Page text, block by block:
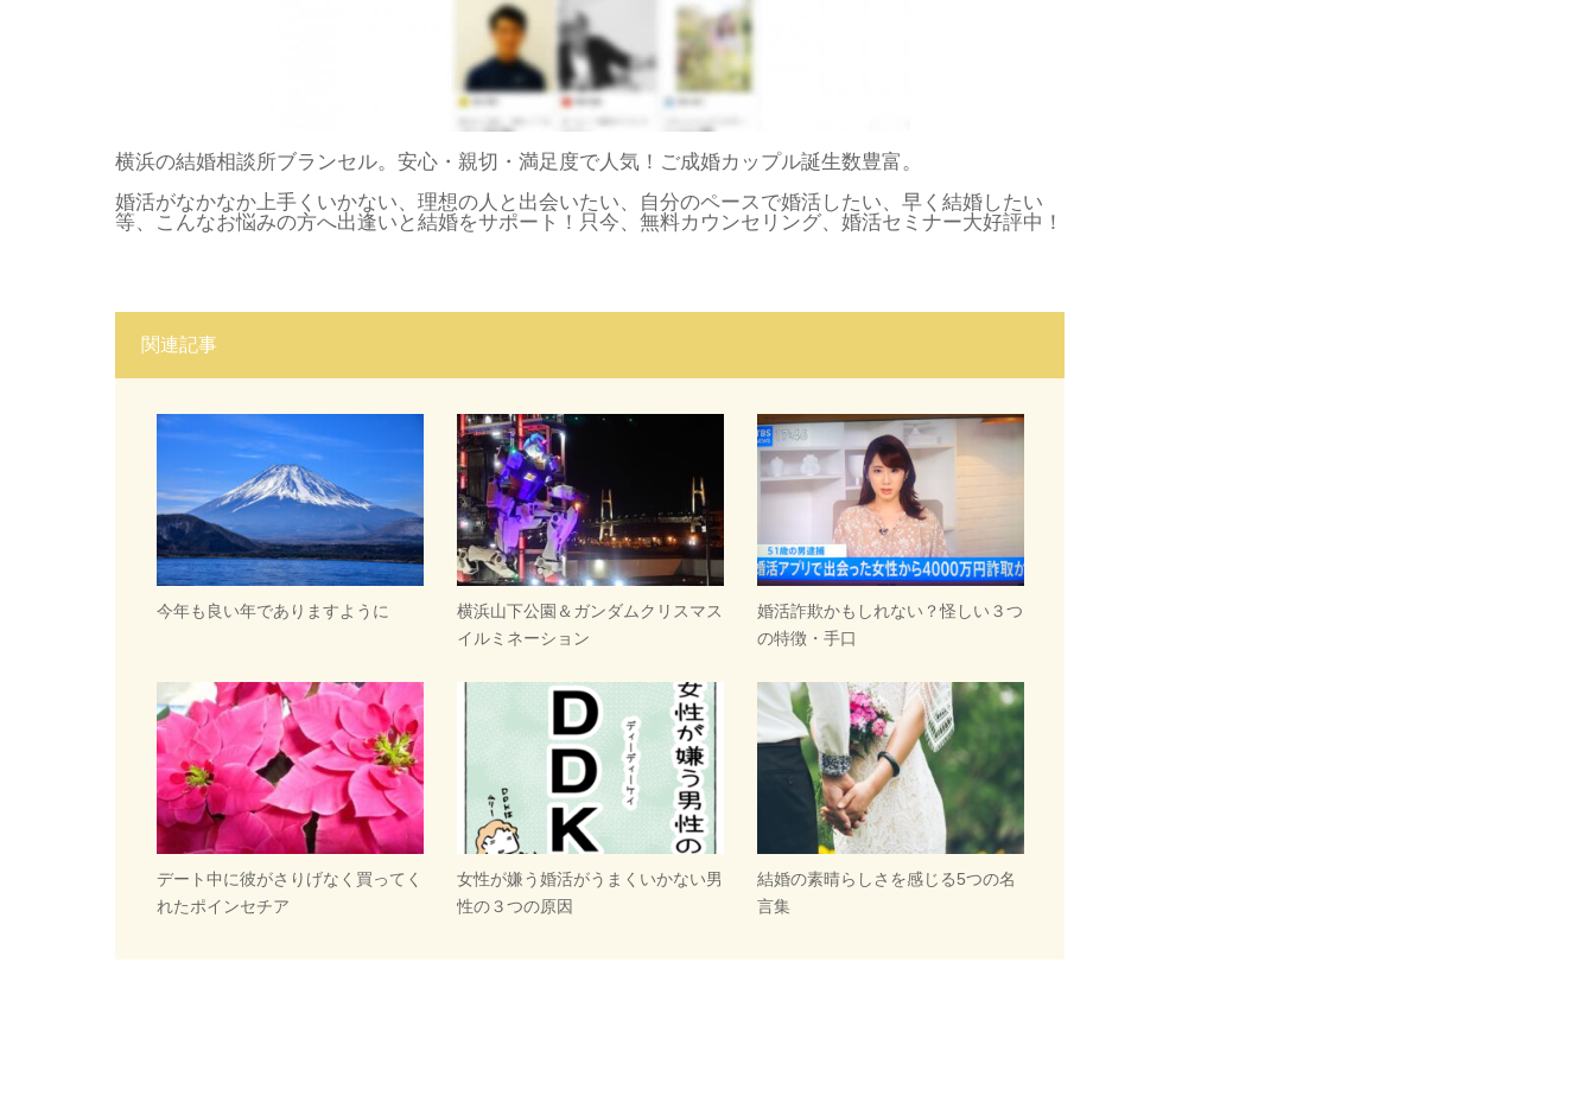
横浜の結婚相談所ブランセル。安心・親切・満足度で人気！ご成婚カップル誕生数豊富。
婚活がなかなか上手くいかない、理想の人と出会いたい、自分のペースで婚活したい、早く結婚したい
等、こんなお悩みの方へ出逢いと結婚をサポート！只今、無料カウンセリング、婚活セミナー大好評中！
関連記事
今年も良い年でありますように
横浜山下公園＆ガンダムクリスマス
イルミネーション
婚活詐欺かもしれない？怪しい３つ
の特徴・手口
デート中に彼がさりげなく買ってく
れたポインセチア
女性が嫌う婚活がうまくいかない男
性の３つの原因
結婚の素晴らしさを感じる5つの名
言集